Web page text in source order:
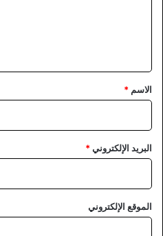
*
الاسم *
البريد الإلكتروني*
الموقع الإلكتروني